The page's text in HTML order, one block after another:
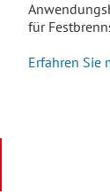
für
Erfahren Sie